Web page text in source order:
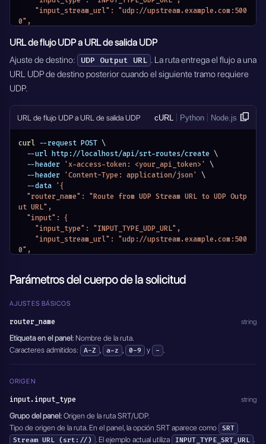
      "groupconnect": "yes",
    },
    "module_name": "MODULE_SRT_ROUTERS"
  },
  "active": true
}'
0",
  },
    "output_type": "OUTPUT_TYPE_SRT_URL",
    "output_stream_url": "srt://destination.example.co
m:1935",
      "host": "0.0.0.0",
      "mode": "listener",
      "latency": 500,
      "rcvlatency": 200,
      "fc": 25600,
      "sndbuf": 12288000,
      "rcvbuf": 12288000,
      "inputbw": 750000,
      "oheadbw": 25,
      "groupconnect": "yes",
      "groupminstabletimeo": 60,
      "conntimeo": 3000
    },
    "module_name": "MODULE_SRT_ROUTERS"
  },
}'
URL de flujo UDP a URL de salida UDP
Ajuste de destino: UDP Output URL . La ruta entrega el flujo a una
URL UDP de destino posterior cuando el siguiente tramo requiere
UDP.
URL de flujo UDP a URL de salida UDP cURL Python Node.js
curl --request POST \
  --url http://localhost/api/srt-routes/create
\
  --header
'x-access-token: <your_api_token>'
\
  --header
'Content-Type: application/json'
\
  --data
'{
ut URL",
  "input": {
    "input_type": "INPUT_TYPE_UDP_URL",
0",
  "output": {
    "output_stream_url": "udp://destination.example.co
    "module_name": "MODULE_SRT_ROUTERS"
  },
  "active": true
Parámetros del cuerpo de la solicitud
AJUSTES BÁSICOS
router_name string
Etiqueta en el panel: Nombre de la ruta.
Caracteres admitidos:
A-Z , a-z , 0-9 y - .
ORIGEN
input.input_type string
Grupo del panel: Origen de la ruta SRT/UDP.
Tipo de origen de la ruta. En el panel, la opción SRT aparece como SRT
Stream URL (srt://) . El ejemplo actual utiliza INPUT_TYPE_SRT_URL .